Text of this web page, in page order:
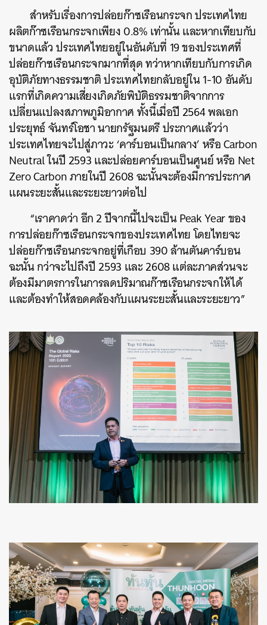
สำหรับเรื่องการปล่อยก๊าซเรือนกระจก ประเทศไทย
ผลิตก๊าซเรือนกระจกเพียง 0.8% เท่านั้น และหากเทียบกับ
ขนาดแล้ว ประเทศไทยอยู่ในอันดับที่ 19 ของประเทศที่
ปล่อยก๊าซเรือนกระจกมากที่สุด ทว่าหากเทียบกับการเกิด
อุบัติภัยทางธรรมชาติ ประเทศไทยกลับอยู่ใน 1-10 อันดับ
แรกที่เกิดความเสี่ยงเกิดภัยพิบัติธรรมชาติจากการ
เปลี่ยนแปลงสภาพภูมิอากาศ ทั้งนี้เมื่อปี 2564 พลเอก
ประยุทธ์ จันทร์โอชา นายกรัฐมนตรี ประกาศแล้วว่า
ประเทศไทยจะไปสู่ภาวะ ‘คาร์บอนเป็นกลาง’ หรือ Carbon
Neutral ในปี 2593 และปล่อยคาร์บอนเป็นศูนย์ หรือ Net
Zero Carbon ภายในปี 2608 ฉะนั้นจะต้องมีการประกาศ
แผนระยะสั้นและระยะยาวต่อไป
“เราคาดว่า อีก 2 ปีจากนี้ไปจะเป็น Peak Year ของ
การปล่อยก๊าซเรือนกระจกของประเทศไทย โดยไทยจะ
ปล่อยก๊าซเรือนกระจกอยู่ที่เกือบ 390 ล้านตันคาร์บอน
ฉะนั้น กว่าจะไปถึงปี 2593 และ 2608 แต่ละภาคส่วนจะ
ต้องมีมาตรการในการลดปริมาณก๊าซเรือนกระจกให้ได้
และต้องทำให้สอดคล้องกับแผนระยะสั้นและระยะยาว”